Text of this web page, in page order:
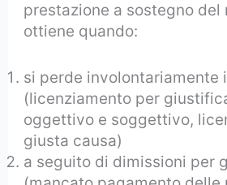
prestazione a sostegno del
ottiene quando:
si perde involontariamente
(licenziamento per
oggettivo e soggettivo,
giusta causa)
a seguito di dimissioni per